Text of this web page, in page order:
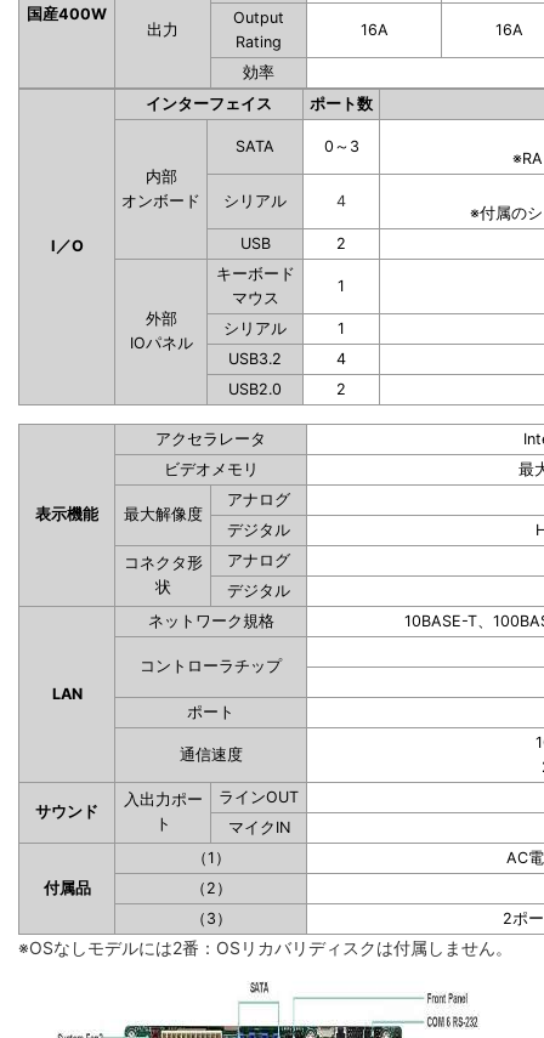
国産400W
出力
Output
Rating
16A 16A
効率
I／O
インターフェイス ポート数
内部
オンボード
SATA 0～3
シリアル 4
※付属の
USB
2
外部
IOパネル
キーボード
マウス
1
シリアル
1
USB3.2
4
USB2.0
2
表示機能
アクセラレータ
ビデオメモリ
最
最大解像度
アナログ
デジタル
コネクタ形
状
アナログ
デジタル
LAN
ネットワーク規格 10BASE-T、
コントローラチップ
ポート
通信速度
サウンド
入出力ポー
ト
ラインOUT
マイクIN
付属品
（1）
AC
（2）
（3）
2ポ
※OSなしモデルには2番：OSリカバリディスクは付属しません。